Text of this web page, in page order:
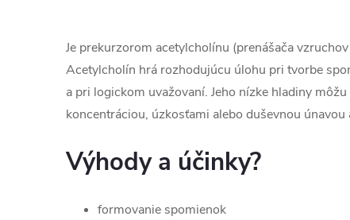
Je prekurzorom acetylcholínu (prenášača
Acetylcholín hrá rozhodujúcu úlohu pri tvorbe
a pri logickom uvažovaní. Jeho nízke hladiny
koncentráciou, úzkosťami alebo duševnou únavou
Výhody a účinky?
formovanie spomienok